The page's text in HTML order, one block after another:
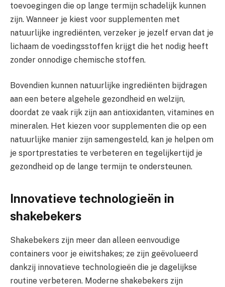
toevoegingen die op lange termijn schadelijk kunnen
zijn. Wanneer je kiest voor supplementen met
natuurlijke ingrediënten, verzeker je jezelf ervan dat je
lichaam de voedingsstoffen krijgt die het nodig heeft
zonder onnodige chemische stoffen.
Bovendien kunnen natuurlijke ingrediënten bijdragen
aan een betere algehele gezondheid en welzijn,
doordat ze vaak rijk zijn aan antioxidanten, vitamines en
mineralen. Het kiezen voor supplementen die op een
natuurlijke manier zijn samengesteld, kan je helpen om
je sportprestaties te verbeteren en tegelijkertijd je
gezondheid op de lange termijn te ondersteunen.
Innovatieve technologieën in
shakebekers
Shakebekers zijn meer dan alleen eenvoudige
containers voor je eiwitshakes; ze zijn geëvolueerd
dankzij innovatieve technologieën die je dagelijkse
routine verbeteren. Moderne shakebekers zijn